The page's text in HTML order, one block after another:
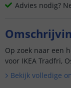
Advies nodig?
Op zoek naar een
voor IKEA Tradfri,
Bekijk volledige